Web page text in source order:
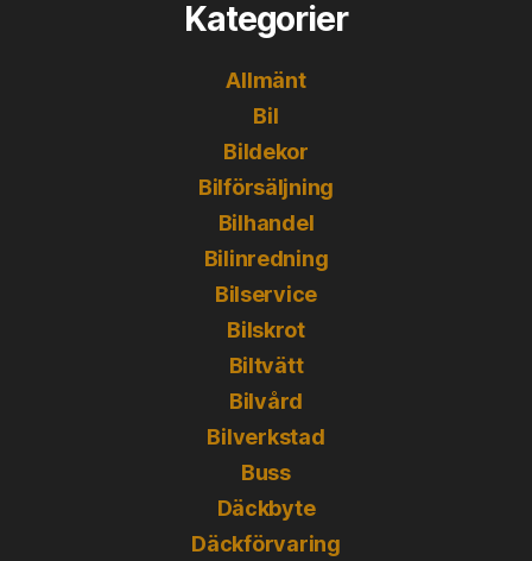
Kategorier
Allmänt
Bil
Bildekor
Bilförsäljning
Bilhandel
Bilinredning
Bilservice
Bilskrot
Biltvätt
Bilvård
Bilverkstad
Buss
Däckbyte
Däckförvaring